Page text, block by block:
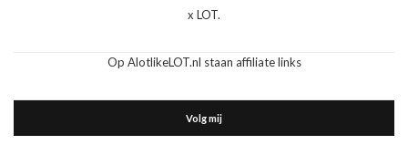
x LOT.
Op AlotlikeLOT.nl staan affiliate links
Volg mij